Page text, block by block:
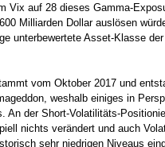
Vix auf 28 dieses Gamma-
­Milliarden Dollar auslösen
unterbewertete Asset-Klasse
vom Oktober 2017 und
weshalb einiges in
An der Short-Volatilitäts-
nichts verändert und auch
sehr niedrigen Niveaus